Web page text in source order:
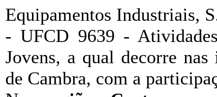
Equipamentos Industriais,
- UFCD 9639 -
Jovens, a qual decorre
de Cambra, com a